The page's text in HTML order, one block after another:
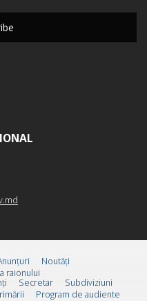
Noutăți
raionului
Secretar
Subdiviziuni
Program de audiente